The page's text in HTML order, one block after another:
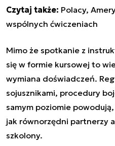
Czytaj także: Polacy,
wspólnych ćwiczeniach
Mimo że spotkanie z
się w formie kursowej to
wymiana doświadczeń.
sojusznikami, procedury
samym poziomie
jak równorzędni partnerzy
szkolony.